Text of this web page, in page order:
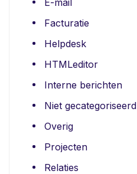
E-mail
Facturatie
Helpdesk
HTMLeditor
Interne berichten
Niet gecategoriseerd
Overig
Projecten
Relaties